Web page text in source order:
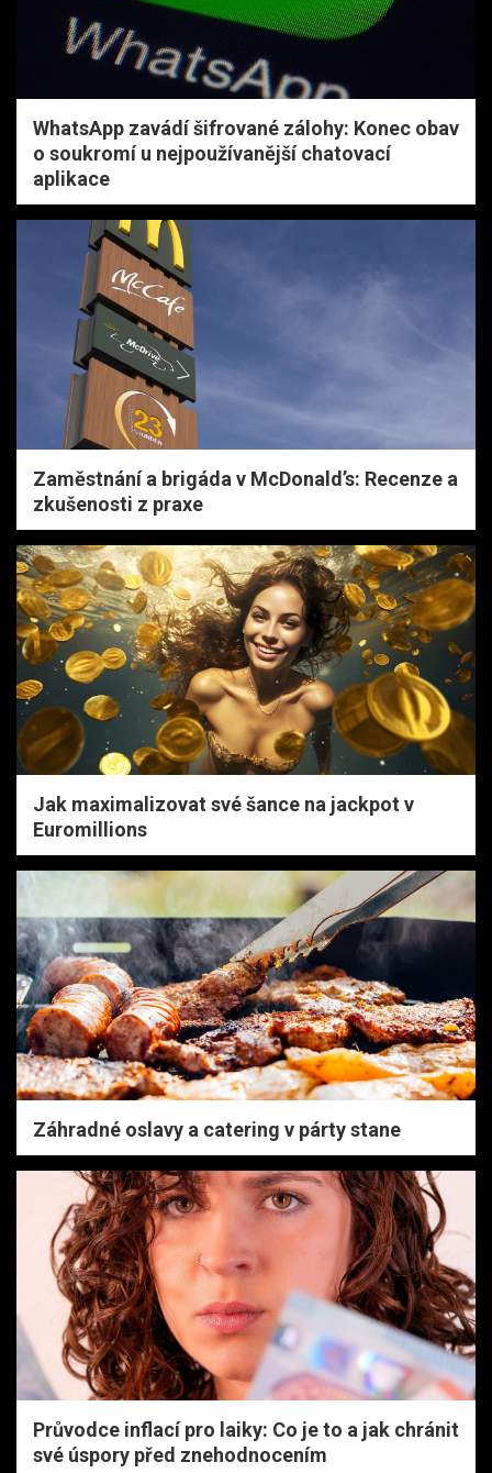
WhatsApp zavádí šifrované zálohy: Konec obav
o soukromí u nejpoužívanější chatovací
aplikace
Zaměstnání a brigáda v McDonald’s: Recenze a
zkušenosti z praxe
Jak maximalizovat své šance na jackpot v
Euromillions
Záhradné oslavy a catering v párty stane
Průvodce inflací pro laiky: Co je to a jak chránit
své úspory před znehodnocením